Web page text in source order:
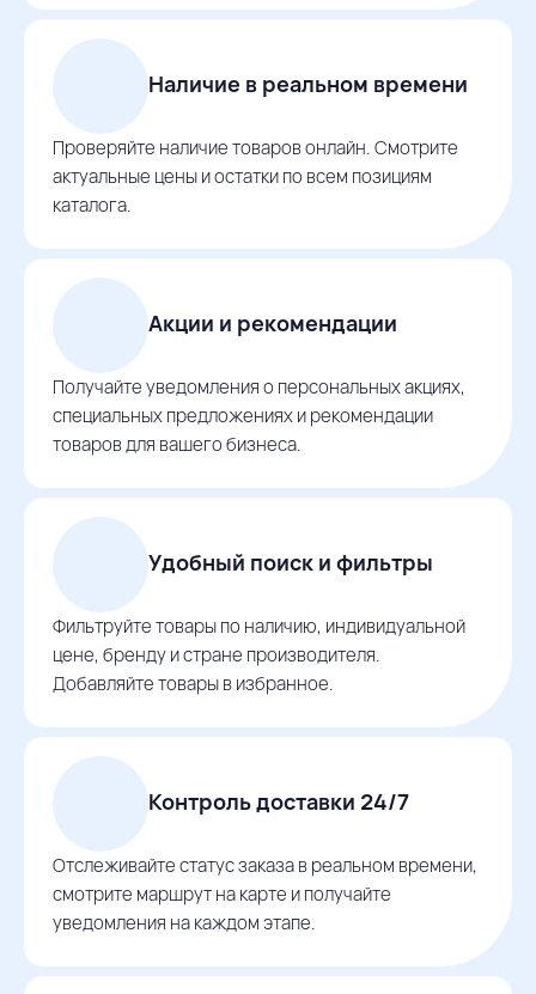
Наличие в реальном времени
Проверяйте наличие товаров онлайн. Смотрите
актуальные цены и остатки по всем позициям
каталога.
Акции и рекомендации
Получайте уведомления о персональных акциях,
специальных предложениях и рекомендации
товаров для вашего бизнеса.
Удобный поиск и фильтры
Фильтруйте товары по наличию, индивидуальной
цене, бренду и стране производителя.
Добавляйте товары в избранное.
Контроль доставки 24/7
Отслеживайте статус заказа в реальном времени,
смотрите маршрут на карте и получайте
уведомления на каждом этапе.